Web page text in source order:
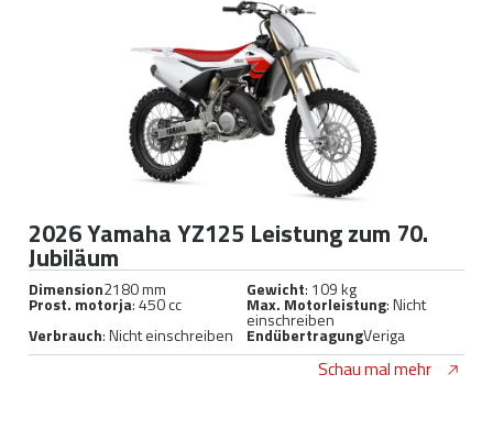
2026 Yamaha YZ125 Leistung zum 70.
Jubiläum
Dimension2180 mm Gewicht: 109 kg
Prost. motorja: 450 cc Max. Motorleistung: Nicht
einschreiben
Verbrauch: Nicht einschreiben EndübertragungVeriga
Schau mal mehr